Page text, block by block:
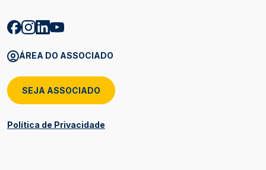
ÁREA DO ASSOCIADO
SEJA ASSOCIADO
Política de Privacidade